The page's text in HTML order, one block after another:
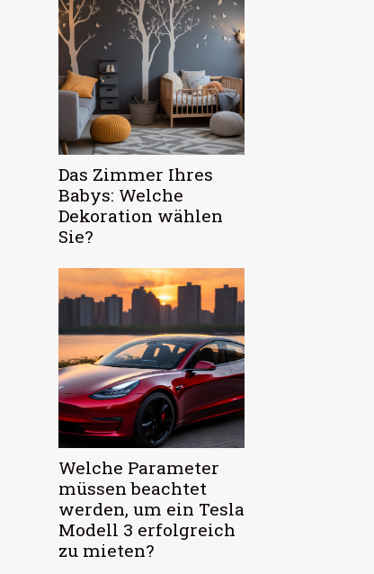
Das Zimmer Ihres
Babys: Welche
Dekoration wählen
Sie?
Welche Parameter
müssen beachtet
werden, um ein Tesla
Modell 3 erfolgreich
zu mieten?